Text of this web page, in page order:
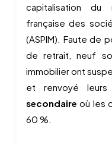
capitalisation du
française des
(ASPIM). Faute de
de retrait, neuf
immobilier ont
et renvoyé
secondaire où les
60 %.